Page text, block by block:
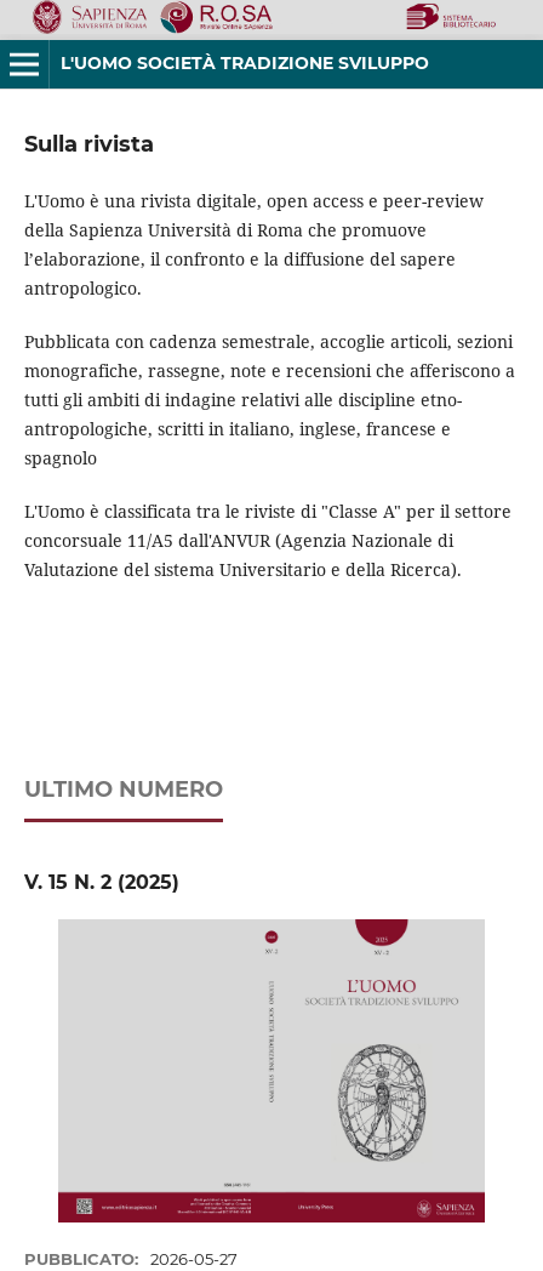
L'UOMO SOCIETÀ TRADIZIONE SVILUPPO
Sulla rivista
L'Uomo è una rivista digitale, open access e peer-review
della Sapienza Università di Roma che promuove
l’elaborazione, il confronto e la diffusione del sapere
antropologico.
Pubblicata con cadenza semestrale, accoglie articoli, sezioni
monografiche, rassegne, note e recensioni che afferiscono a
tutti gli ambiti di indagine relativi alle discipline etno-
antropologiche, scritti in italiano, inglese, francese e
spagnolo
L'Uomo è classificata tra le riviste di "Classe A" per il settore
concorsuale 11/A5 dall'ANVUR (Agenzia Nazionale di
Valutazione del sistema Universitario e della Ricerca).
ULTIMO NUMERO
V. 15 N. 2 (2025)
PUBBLICATO: 2026-05-27